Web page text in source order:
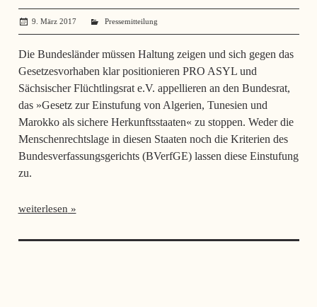
9. März 2017 administrator
Pressemitteilung
Die Bundesländer müssen Haltung zeigen und sich gegen das
Gesetzesvorhaben klar positionieren PRO ASYL und
Sächsischer Flüchtlingsrat e.V. appellieren an den Bundesrat,
das »Gesetz zur Einstufung von Algerien, Tunesien und
Marokko als sichere Herkunftsstaaten« zu stoppen. Weder die
Menschenrechtslage in diesen Staaten noch die Kriterien des
Bundesverfassungsgerichts (BVerfGE) lassen diese Einstufung
zu.
weiterlesen